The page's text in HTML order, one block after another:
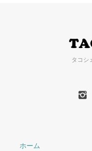
タコシ
ホーム